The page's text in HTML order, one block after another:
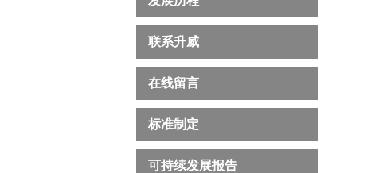
联系升威
在线留言
标准制定
可持续发展报告